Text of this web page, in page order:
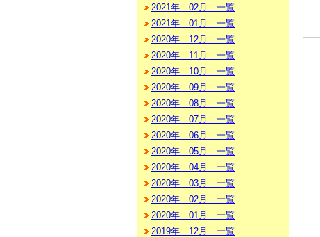
2021年 02月 一覧
2021年 01月 一覧
2020年 12月 一覧
2020年 11月 一覧
2020年 10月 一覧
2020年 09月 一覧
2020年 08月 一覧
2020年 07月 一覧
2020年 06月 一覧
2020年 05月 一覧
2020年 04月 一覧
2020年 03月 一覧
2020年 02月 一覧
2020年 01月 一覧
2019年 12月 一覧